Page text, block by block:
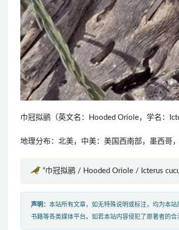
巾冠拟鹂（英文名：Hooded Oriole，学名：
地理分布：北美，中美：美国西南部，墨西哥
“巾冠拟鹂 / Hooded Oriole / Icterus
声明： 本站所有文章，如无特殊说明或标注，均为本
书籍等各类媒体平台。如若本站内容侵犯了原著者的合